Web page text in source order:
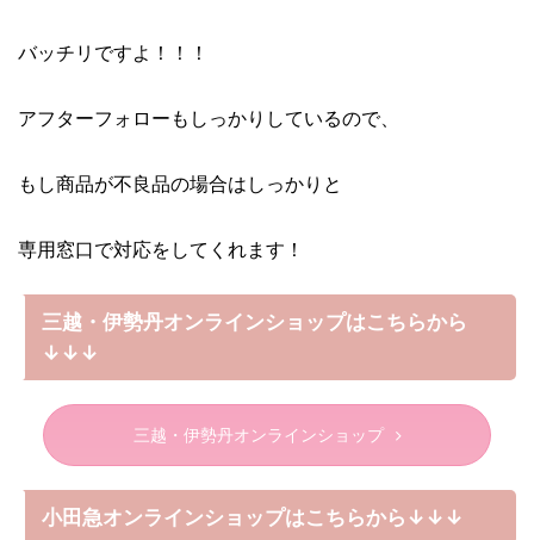
バッチリですよ！！！
アフターフォローもしっかりしているので、
もし商品が不良品の場合はしっかりと
専用窓口で対応をしてくれます！
三越・伊勢丹オンラインショップはこちらから
↓↓↓
三越・伊勢丹オンラインショップ
小田急オンラインショップはこちらから↓↓↓